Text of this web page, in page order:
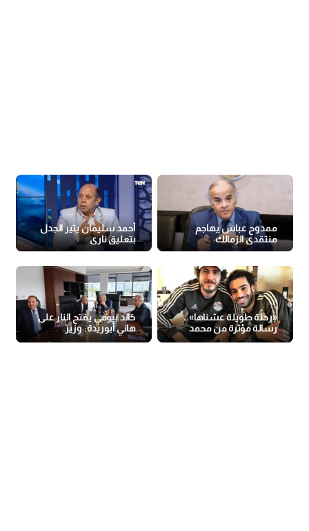
ممدوح عباس يهاجم
منتقدي الزمالك
أحمد سليمان يثير الجدل
بتعليق ناري
«رحلة طويلة عشناها»..
رسالة مؤثرة من محمد
صلاح بعد اعتزال حجازي
خالد بيومي يفتح النار على
هاني أبوريدة: وزير
للصداقة